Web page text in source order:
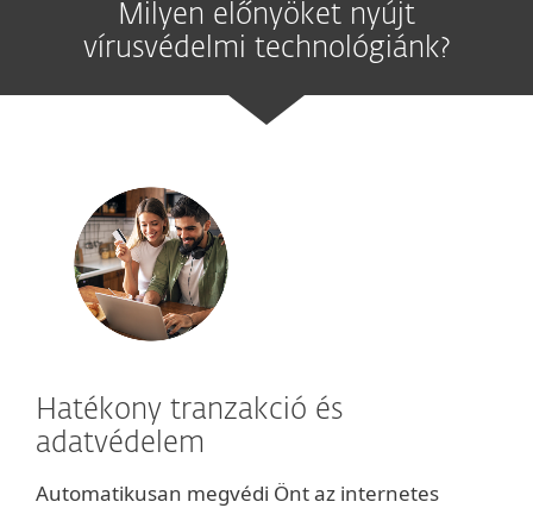
Milyen előnyöket nyújt
vírusvédelmi technológiánk?
Hatékony tranzakció és
adatvédelem
Automatikusan megvédi Önt az internetes